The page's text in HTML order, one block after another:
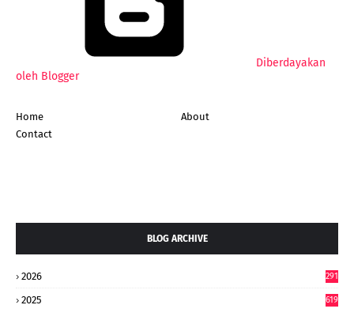
Diberdayakan
oleh Blogger
Home
About
Contact
BLOG ARCHIVE
2026 291
2025 619